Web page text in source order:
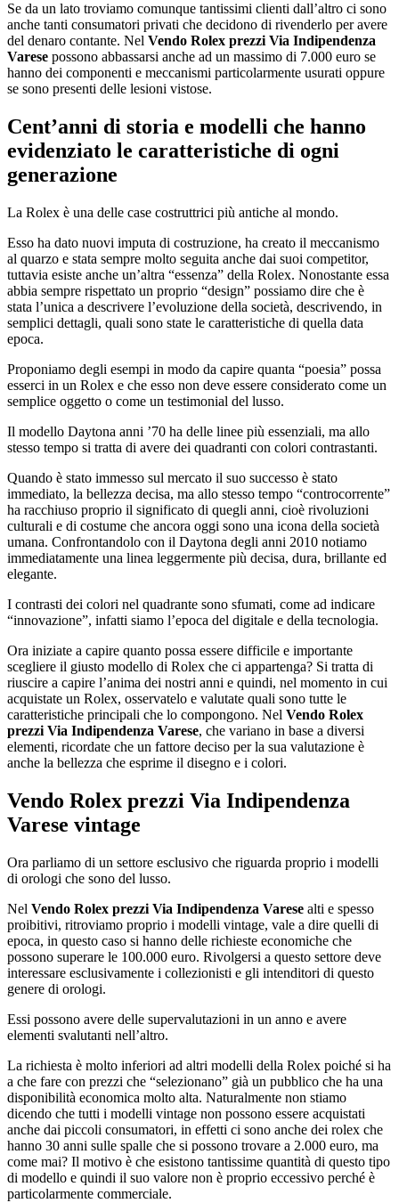
Se da un lato troviamo comunque tantissimi clienti dall’altro ci sono
anche tanti consumatori privati che decidono di rivenderlo per avere
del denaro contante. Nel Vendo Rolex prezzi Via Indipendenza
Varese possono abbassarsi anche ad un massimo di 7.000 euro se
hanno dei componenti e meccanismi particolarmente usurati oppure
se sono presenti delle lesioni vistose.
Cent’anni di storia e modelli che hanno
evidenziato le caratteristiche di ogni
generazione
La Rolex è una delle case costruttrici più antiche al mondo.
Esso ha dato nuovi imputa di costruzione, ha creato il meccanismo
al quarzo e stata sempre molto seguita anche dai suoi competitor,
tuttavia esiste anche un’altra “essenza” della Rolex. Nonostante essa
abbia sempre rispettato un proprio “design” possiamo dire che è
stata l’unica a descrivere l’evoluzione della società, descrivendo, in
semplici dettagli, quali sono state le caratteristiche di quella data
epoca.
Proponiamo degli esempi in modo da capire quanta “poesia” possa
esserci in un Rolex e che esso non deve essere considerato come un
semplice oggetto o come un testimonial del lusso.
Il modello Daytona anni ’70 ha delle linee più essenziali, ma allo
stesso tempo si tratta di avere dei quadranti con colori contrastanti.
Quando è stato immesso sul mercato il suo successo è stato
immediato, la bellezza decisa, ma allo stesso tempo “controcorrente”
ha racchiuso proprio il significato di quegli anni, cioè rivoluzioni
culturali e di costume che ancora oggi sono una icona della società
umana. Confrontandolo con il Daytona degli anni 2010 notiamo
immediatamente una linea leggermente più decisa, dura, brillante ed
elegante.
I contrasti dei colori nel quadrante sono sfumati, come ad indicare
“innovazione”, infatti siamo l’epoca del digitale e della tecnologia.
Ora iniziate a capire quanto possa essere difficile e importante
scegliere il giusto modello di Rolex che ci appartenga? Si tratta di
riuscire a capire l’anima dei nostri anni e quindi, nel momento in cui
acquistate un Rolex, osservatelo e valutate quali sono tutte le
caratteristiche principali che lo compongono. Nel Vendo Rolex
prezzi Via Indipendenza Varese, che variano in base a diversi
elementi, ricordate che un fattore deciso per la sua valutazione è
anche la bellezza che esprime il disegno e i colori.
Vendo Rolex prezzi Via Indipendenza
Varese vintage
Ora parliamo di un settore esclusivo che riguarda proprio i modelli
di orologi che sono del lusso.
Nel Vendo Rolex prezzi Via Indipendenza Varese alti e spesso
proibitivi, ritroviamo proprio i modelli vintage, vale a dire quelli di
epoca, in questo caso si hanno delle richieste economiche che
possono superare le 100.000 euro. Rivolgersi a questo settore deve
interessare esclusivamente i collezionisti e gli intenditori di questo
genere di orologi.
Essi possono avere delle supervalutazioni in un anno e avere
elementi svalutanti nell’altro.
La richiesta è molto inferiori ad altri modelli della Rolex poiché si ha
a che fare con prezzi che “selezionano” già un pubblico che ha una
disponibilità economica molto alta. Naturalmente non stiamo
dicendo che tutti i modelli vintage non possono essere acquistati
anche dai piccoli consumatori, in effetti ci sono anche dei rolex che
hanno 30 anni sulle spalle che si possono trovare a 2.000 euro, ma
come mai? Il motivo è che esistono tantissime quantità di questo tipo
di modello e quindi il suo valore non è proprio eccessivo perché è
particolarmente commerciale.